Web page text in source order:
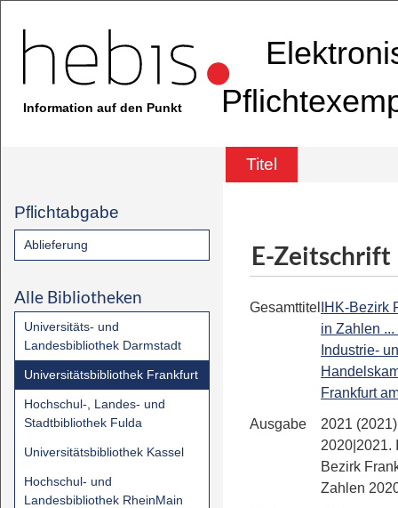
Information auf den Punkt
Titel
Pflichtabgabe
Ablieferung
Alle Bibliotheken
Universitäts- und
Landesbibliothek Darmstadt
Universitätsbibliothek Frankfurt
Hochschul-, Landes- und
Stadtbibliothek Fulda
Universitätsbibliothek Kassel
Hochschul- und
Landesbibliothek RheinMain
E-Zeitschrift
Gesamttitel IHK-Bezirk
in Zahlen ...
Industrie-
Frankfurt
Ausgabe
2021 (2021)
2020|2021.
Bezirk
Zahlen